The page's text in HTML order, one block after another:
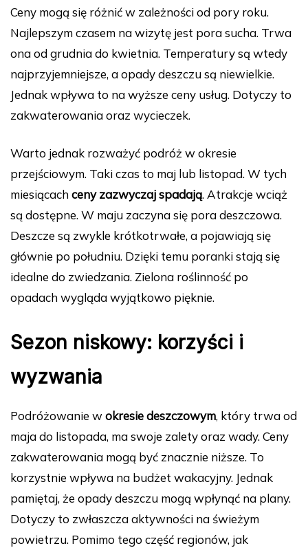
Ceny mogą się różnić w zależności od pory roku.
Najlepszym czasem na wizytę jest pora sucha. Trwa
ona od grudnia do kwietnia. Temperatury są wtedy
najprzyjemniejsze, a opady deszczu są niewielkie.
Jednak wpływa to na wyższe ceny usług. Dotyczy to
zakwaterowania oraz wycieczek.
Warto jednak rozważyć podróż w okresie
przejściowym. Taki czas to maj lub listopad. W tych
miesiącachceny zazwyczaj spadają. Atrakcje wciąż
są dostępne. W maju zaczyna się pora deszczowa.
Deszcze są zwykle krótkotrwałe, a pojawiają się
głównie po południu. Dzięki temu poranki stają się
idealne do zwiedzania. Zielona roślinność po
opadach wygląda wyjątkowo pięknie.
Sezon niskowy: korzyści i
wyzwania
Podróżowanie wokresie deszczowym, który trwa od
maja do listopada, ma swoje zalety oraz wady. Ceny
zakwaterowania mogą być znacznie niższe. To
korzystnie wpływa na budżet wakacyjny. Jednak
pamiętaj, że opady deszczu mogą wpłynąć na plany.
Dotyczy to zwłaszcza aktywności na świeżym
powietrzu. Pomimo tego część regionów, jak